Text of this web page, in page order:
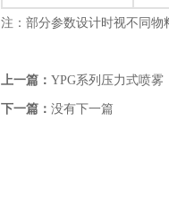
注：部分参数设计时视不同
上一篇： YPG系列压力式喷雾
下一篇： 没有下一篇